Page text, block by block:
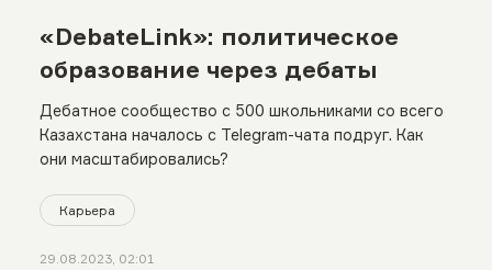
«DebateLink»: политическое
образование через дебаты
Дебатное сообщество с 500 школьниками со всего
Казахстана началось с Telegram-чата подруг. Как
они масштабировались?
Карьера
29.08.2023, 02:01